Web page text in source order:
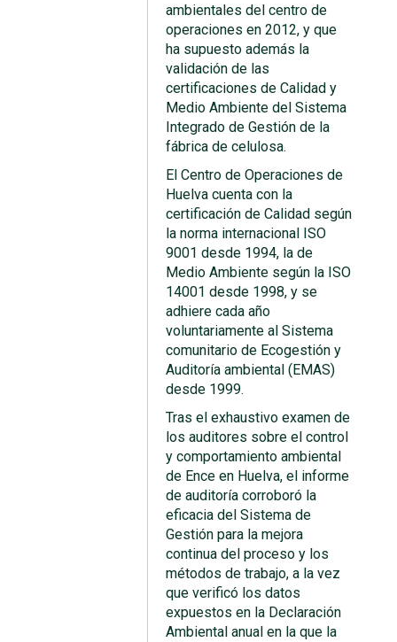
ambientales del centro de
operaciones en 2012, y que
ha supuesto además la
validación de las
certificaciones de Calidad y
Medio Ambiente del Sistema
Integrado de Gestión de la
fábrica de celulosa.
El Centro de Operaciones de
Huelva cuenta con la
certificación de Calidad según
la norma internacional ISO
9001 desde 1994, la de
Medio Ambiente según la ISO
14001 desde 1998, y se
adhiere cada año
voluntariamente al Sistema
comunitario de Ecogestión y
Auditoría ambiental (EMAS)
desde 1999.
Tras el exhaustivo examen de
los auditores sobre el control
y comportamiento ambiental
de Ence en Huelva, el informe
de auditoría corroboró la
eficacia del Sistema de
Gestión para la mejora
continua del proceso y los
métodos de trabajo, a la vez
que verificó los datos
expuestos en la Declaración
Ambiental anual en la que la